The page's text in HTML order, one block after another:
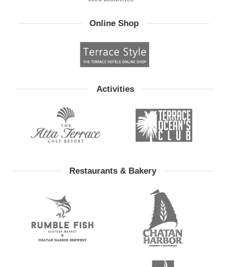
Online Shop
Activities
Restaurants & Bakery